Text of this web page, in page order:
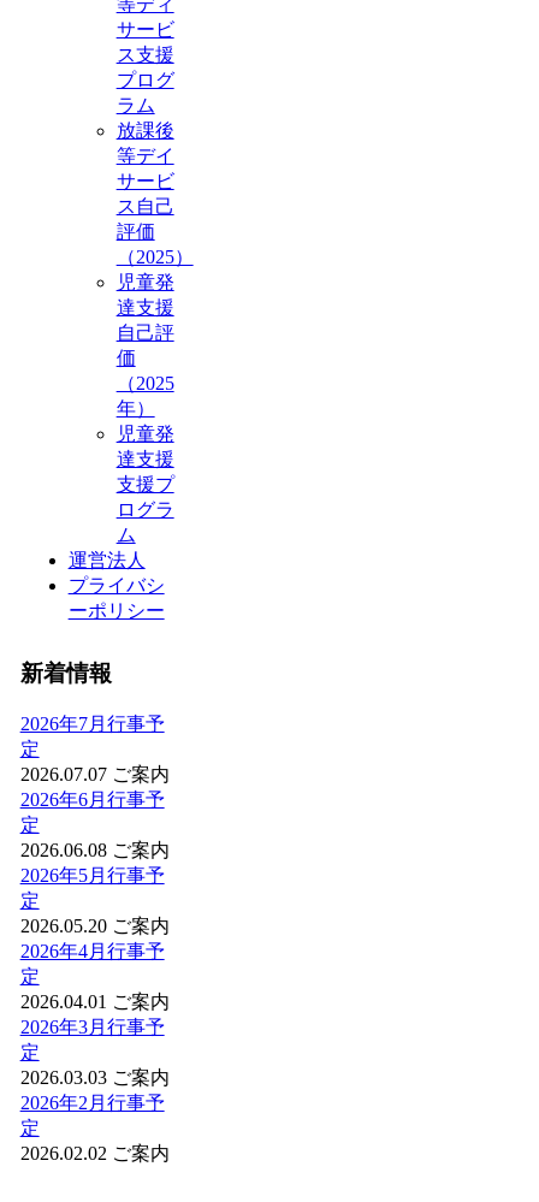
サービ
ス支援
プログ
ラム
放課後
等デイ
サービ
ス自己
評価
（2025）
児童発
達支援
自己評
価
（2025
年）
児童発
達支援
支援プ
ログラ
ム
運営法人
プライバシ
ーポリシー
新着情報
2026年7月行事予
定
2026.07.07 ご案内
2026年6月行事予
定
2026.06.08 ご案内
2026年5月行事予
定
2026.05.20 ご案内
2026年4月行事予
定
2026.04.01 ご案内
2026年3月行事予
定
2026.03.03 ご案内
2026年2月行事予
定
2026.02.02 ご案内